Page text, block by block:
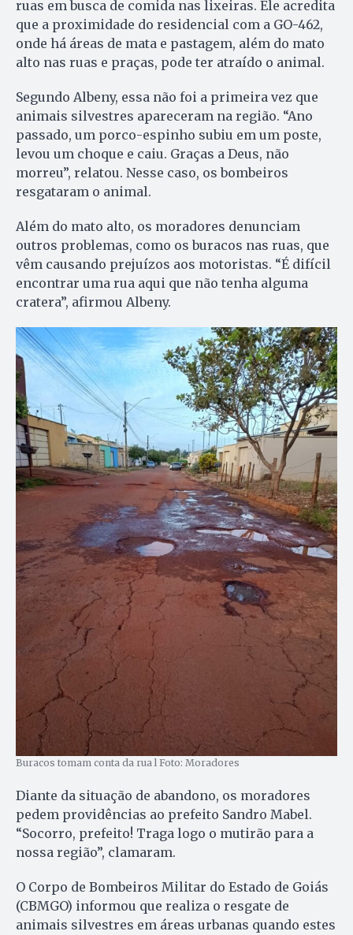
ruas em busca de comida nas lixeiras. Ele acredita
que a proximidade do residencial com a GO-462,
onde há áreas de mata e pastagem, além do mato
alto nas ruas e praças, pode ter atraído o animal.
Segundo Albeny, essa não foi a primeira vez que
animais silvestres apareceram na região. “Ano
passado, um porco-espinho subiu em um poste,
levou um choque e caiu. Graças a Deus, não
morreu”, relatou. Nesse caso, os bombeiros
resgataram o animal.
Além do mato alto, os moradores denunciam
outros problemas, como os buracos nas ruas, que
vêm causando prejuízos aos motoristas. “É difícil
encontrar uma rua aqui que não tenha alguma
cratera”, afirmou Albeny.
Buracos tomam conta da rua l Foto: Moradores
Diante da situação de abandono, os moradores
pedem providências ao prefeito Sandro Mabel.
“Socorro, prefeito! Traga logo o mutirão para a
nossa região”, clamaram.
O Corpo de Bombeiros Militar do Estado de Goiás
(CBMGO) informou que realiza o resgate de
animais silvestres em áreas urbanas quando estes